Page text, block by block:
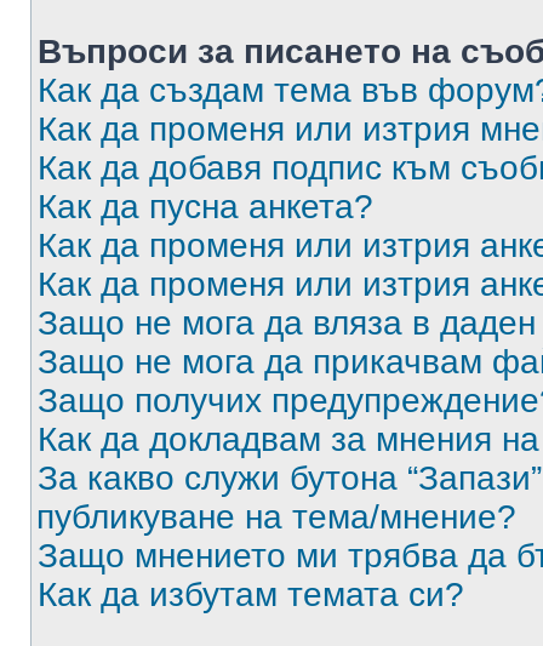
Въпроси за писането на
Как да създам тема във
Как да променя или изтрия
Как да добавя подпис към
Как да пусна анкета?
Как да променя или изтрия
Как да променя или изтрия
Защо не мога да вляза в
Защо не мога да прикачвам
Защо получих
Как да докладвам за мнения
За какво служи бутона
публикуване на тема/мнение?
Защо мнението ми трябва да
Как да избутам темата си?